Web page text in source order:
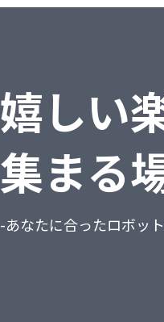
生活関連サービス業・娯楽
教育、学習支援業
医療、福祉
就業奉行
人事奉行
PCA商魂DX
嬉しい
集まる
-あなたに合ったロボッ